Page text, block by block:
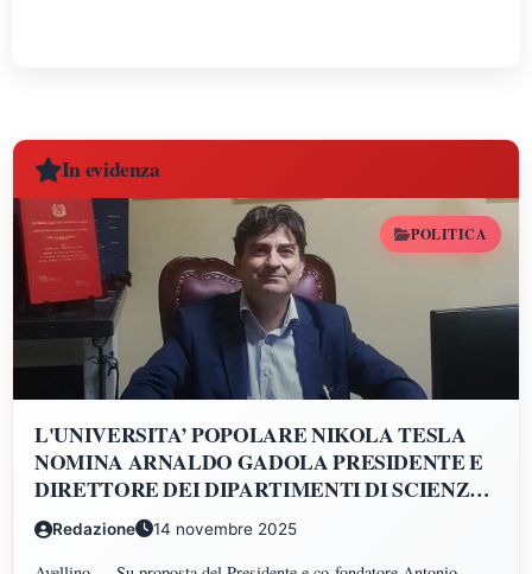
In evidenza
POLITICA
L'UNIVERSITA’ POPOLARE NIKOLA TESLA
NOMINA ARNALDO GADOLA PRESIDENTE E
DIRETTORE DEI DIPARTIMENTI DI SCIENZE
GIURIDICHE, ECONOMICHE, SCIENZE
POLITICHE, PSICOLOGIA, SCIENZE UMANE,
Redazione 14 novembre 2025